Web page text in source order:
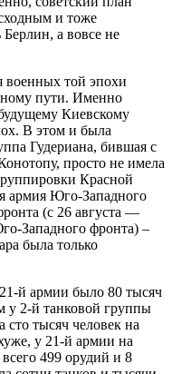
и тоже
Берлин, а вовсе не
военных той эпохи
пути. Именно
Киевскому
В этом и была
Гудериана, бившая с
просто не имела
Красной
армия Юго-Западного
(с 26 августа —
Западного фронта) –
была только
й армии было 80 тысяч
у 2-й танковой группы
сто тысяч человек на
у 21-й армии на
499 орудий и 8